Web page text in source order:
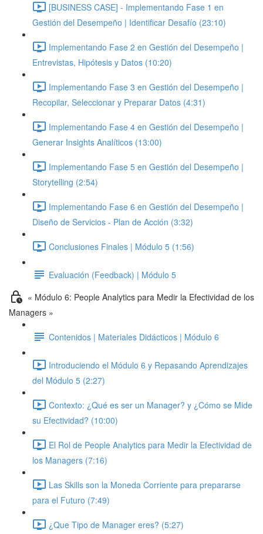
[BUSINESS CASE] - Implementando Fase 1 en
Gestión del Desempeño | Identificar Desafío (23:10)
Implementando Fase 2 en Gestión del Desempeño |
Entrevistas, Hipótesis y Datos (10:20)
Implementando Fase 3 en Gestión del Desempeño |
Recopilar, Seleccionar y Preparar Datos (4:31)
Implementando Fase 4 en Gestión del Desempeño |
Generar Insights Analíticos (13:00)
Implementando Fase 5 en Gestión del Desempeño |
Storytelling (2:54)
Implementando Fase 6 en Gestión del Desempeño |
Diseño de Servicios - Plan de Acción (3:32)
Conclusiones Finales | Módulo 5 (1:56)
Evaluación (Feedback) | Módulo 5
« Módulo 6: People Analytics para Medir la Efectividad de los
Managers »
Contenidos | Materiales Didácticos | Módulo 6
Introduciendo el Módulo 6 y Repasando Aprendizajes
del Módulo 5 (2:27)
Contexto: ¿Qué es ser un Manager? y ¿Cómo se Mide
su Efectividad? (10:00)
El Rol de People Analytics para Medir la Efectividad de
los Managers (7:16)
Las Skills son la Moneda Corriente para prepararse
para el Futuro (7:49)
¿Que Tipo de Manager eres? (5:27)